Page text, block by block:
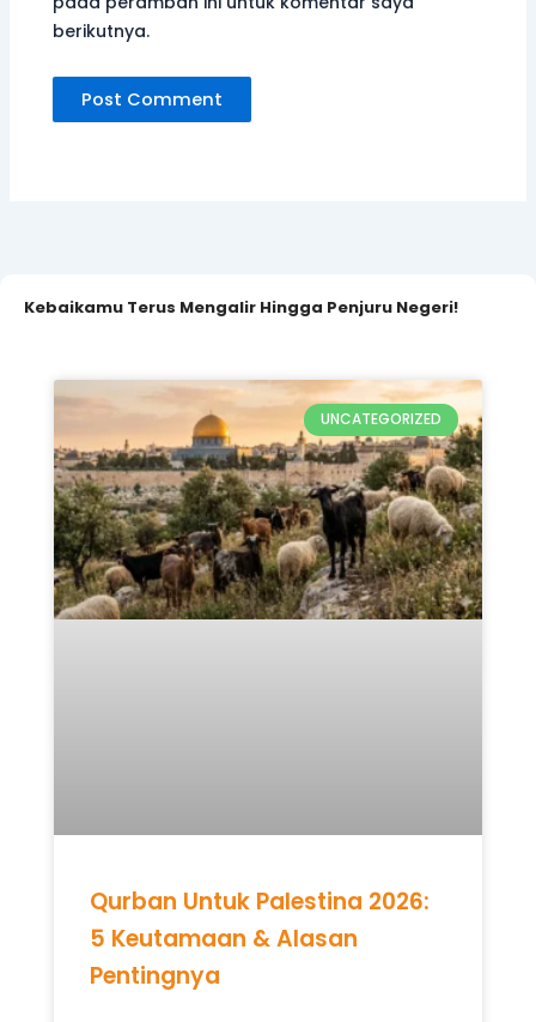
berikutnya.
Kebaikamu Terus Mengalir Hingga Penjuru Negeri!
UNCATEGORIZED
Qurban Untuk Palestina 2026:
5 Keutamaan & Alasan
Pentingnya